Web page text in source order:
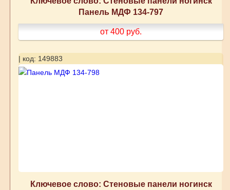
Панель МДФ 134-797
от 400 руб.
| код: 149883
Ключевое слово: Стеновые панели ногинск